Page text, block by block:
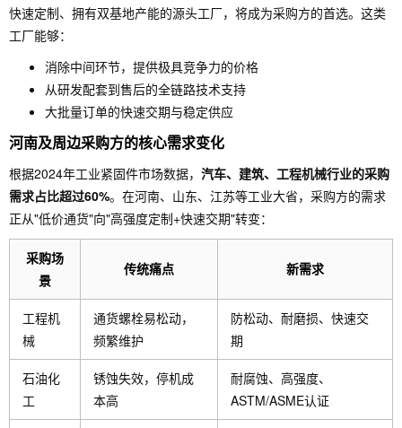
快速定制、拥有双基地产能的源头工厂，将成为采购方的首选。这类
工厂能够：
消除中间环节，提供极具竞争力的价格
从研发配套到售后的全链路技术支持
大批量订单的快速交期与稳定供应
河南及周边采购方的核心需求变化
根据2024年工业紧固件市场数据， 汽车、建筑、工程机械行业的采购
需求占比超过60%。在河南、山东、江苏等工业大省，采购方的需求
正从"低价通货"向"高强度定制+快速交期"转变：
采购场
景
传统痛点 新需求
工程机
械
通货螺栓易松动，
频繁维护
防松动、耐磨损、快速交
期
石油化
工
锈蚀失效，停机成
本高
耐腐蚀、高强度、
ASTM/ASME认证